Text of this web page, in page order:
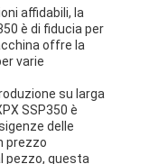
affidabili, la
è di fiducia per
offre la
varie
su larga
SSP350 è
delle
prezzo
pezzo, questa